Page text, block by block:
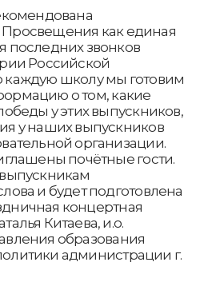
как единая
последних звонков
Российской
школу мы готовим
о том, какие
у этих выпускников,
у наших выпускников
организации.
почётные гости.
и будет подготовлена
концертная
Китаева, и.о.
образования
администрации г.